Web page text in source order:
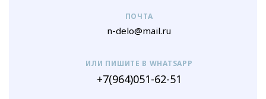
ПОЧТА
n-delo@mail.ru
ИЛИ ПИШИТЕ В WHATSAPP
+7(964)051-62-51